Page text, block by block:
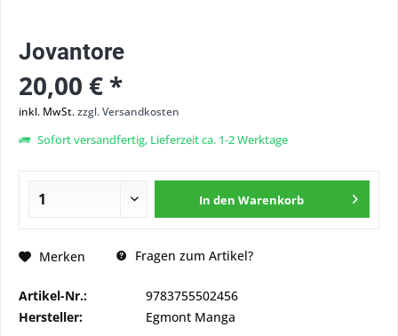
Jovantore
20,00 € *
inkl. MwSt.zzgl. Versandkosten
Sofort versandfertig, Lieferzeit ca. 1-2 Werktage
In den Warenkorb
Merken Fragen zum Artikel?
Artikel-Nr.:
9783755502456
Hersteller:
Egmont Manga